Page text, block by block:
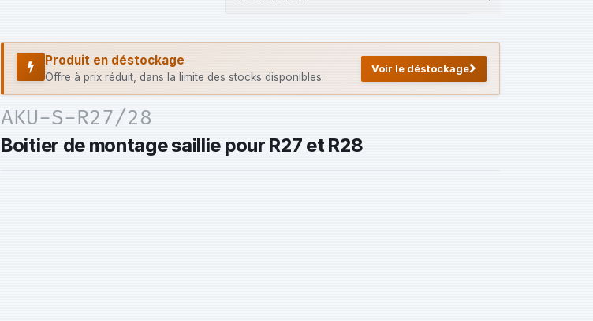
Produit en déstockage
Offre à prix réduit, dans la limite des stocks disponibles.
Voir le déstockage
AKU-S-R27/28
Boitier de montage saillie pour R27 et R28